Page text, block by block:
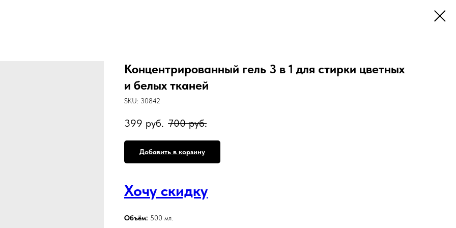
Концентрированный гель 3 в 1 для стирки цветных
и белых тканей
SKU: 30842
399 руб. 700 руб.
Добавить в корзину
Хочу скидку
Объём: 500 мл.